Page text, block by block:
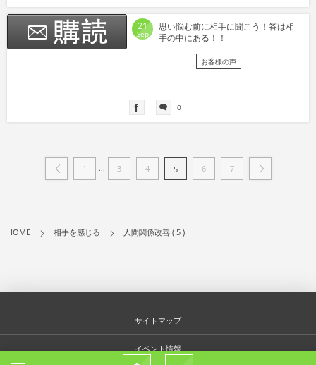
21
Sep
思い悩む前に相手に聞こう！答は相
手の中にある！！
お客様の声
0
1 ... 3 4 5 6 7
HOME 相手を感じる 人間関係改善 ( 5 )
サイトマップ
イベント情報